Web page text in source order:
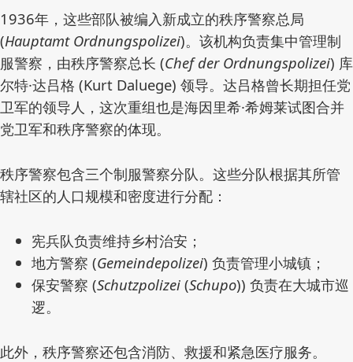
1936年，这些部队被编入新成立的秩序警察总局
(Hauptamt Ordnungspolizei)。该机构负责集中管理制
服警察，由秩序警察总长 (Chef der Ordnungspolizei) 库
尔特·达吕格 (Kurt Daluege) 领导。达吕格曾长期担任党
卫军的领导人，这次重组也是海因里希·希姆莱试图合并
党卫军和秩序警察的体现。
秩序警察包含三个制服警察分队。这些分队根据其所管
辖社区的人口规模和密度进行分配：
宪兵队负责维持乡村治安；
地方警察 (Gemeindepolizei) 负责管理小城镇；
保安警察 (Schutzpolizei (Schupo)) 负责在大城市巡
逻。
此外，秩序警察还包含消防、救援和紧急医疗服务。